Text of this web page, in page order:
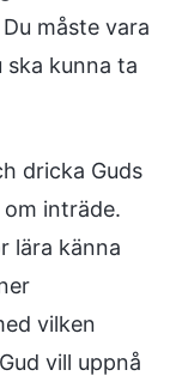
måste vara
kunna ta
dricka Guds
inträde.
lära känna
vilken
vill uppnå